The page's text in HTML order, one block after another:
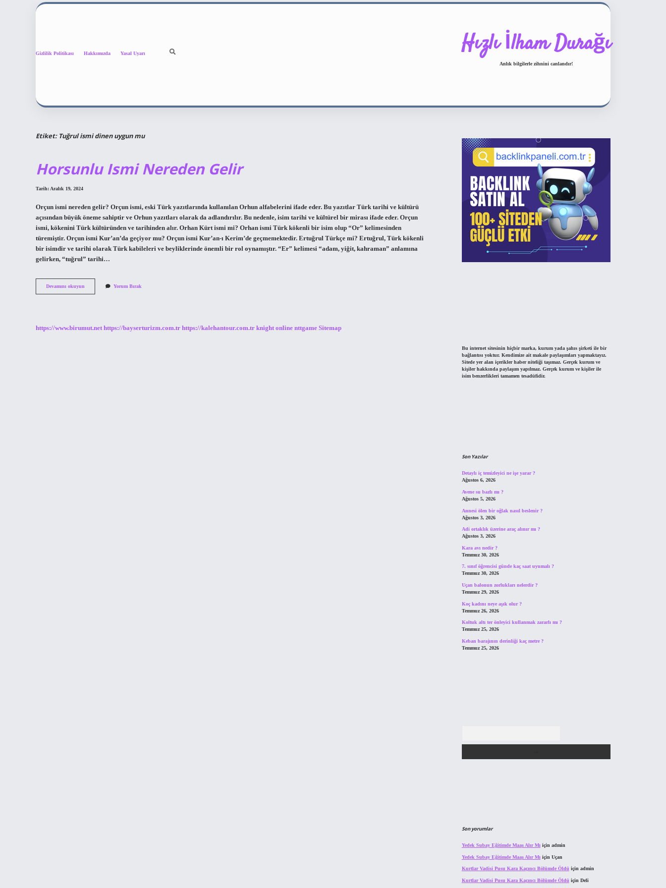
Gizlilik Politikası Hakkımızda Yasal Uyarı Hızlı İlham Durağı
Anlık bilgilerle zihnini canlandır!
Etiket: Tuğrul ismi dinen uygun mu
Horsunlu Ismi Nereden Gelir
Tarih: Aralık 19, 2024
Orçun ismi nereden gelir? Orçun ismi, eski Türk yazıtlarında kullanılan Orhun alfabelerini ifade eder. Bu yazıtlar Türk tarihi ve kültürü
açısından büyük öneme sahiptir ve Orhun yazıtları olarak da adlandırılır. Bu nedenle, isim tarihi ve kültürel bir mirası ifade eder. Orçun
ismi, kökenini Türk kültüründen ve tarihinden alır. Orhan Kürt ismi mi? Orhan ismi Türk kökenli bir isim olup “Or” kelimesinden
türemiştir. Orçun ismi Kur’an’da geçiyor mu? Orçun ismi Kur’an-ı Kerim’de geçmemektedir. Ertuğrul Türkçe mi? Ertuğrul, Türk kökenli
bir isimdir ve tarihi olarak Türk kabileleri ve beyliklerinde önemli bir rol oynamıştır. “Er” kelimesi “adam, yiğit, kahraman” anlamına
gelirken, “tuğrul” tarihi…
Devamını okuyun
Ismi
Yorum Bırak
https://www.birumut.net https://bayserturizm.com.tr https://kalehantour.com.tr knight online nttgame Sitemap
Bu internet sitesinin hiçbir marka, kurum yada şahıs şirketi ile bir
bağlantısı yoktur. Kendimize ait makale paylaşımları yapmaktayız.
Sitede yer alan içerikler haber niteliği taşımaz. Gerçek kurum ve
kişiler hakkında paylaşım yapılmaz. Gerçek kurum ve kişiler ile
isim benzerlikleri tamamen tesadüfidir.
Son Yazılar
Detaylı iç temizleyici ne işe yarar ?
Ağustos 6, 2026
Avene su bazlı mı ?
Ağustos 5, 2026
Annesi ölen bir oğlak nasıl beslenir ?
Ağustos 3, 2026
Adi ortaklık üzerine araç alınır mı ?
Ağustos 3, 2026
Kara avı nedir ?
Temmuz 30, 2026
7. sınıf öğrencisi günde kaç saat uyumalı ?
Temmuz 30, 2026
Uçan balonun zorlukları nelerdir ?
Temmuz 29, 2026
Koç kadını neye aşık olur ?
Temmuz 26, 2026
Koltuk altı ter önleyici kullanmak zararlı mı ?
Temmuz 25, 2026
Keban barajının derinliği kaç metre ?
Temmuz 25, 2026
Son yorumlar
Yedek Subay Eğitimde Maaş Alır Mı için admin
Yedek Subay Eğitimde Maaş Alır Mı için Uçan
Kurtlar Vadisi Pusu Kara Kaçıncı Bölümde Öldü için admin
Kurtlar Vadisi Pusu Kara Kaçıncı Bölümde Öldü için Deli